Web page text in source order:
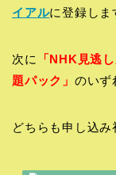
イアルに登録しま
次に
「NHK見逃
題パック」 のいず
どちらも申し込み